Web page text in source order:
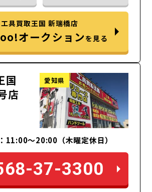
工具買取王国 新瑞橋店
オークションを見る
国
店
愛知県
11:00～20:00（木曜定休日）
37-3300